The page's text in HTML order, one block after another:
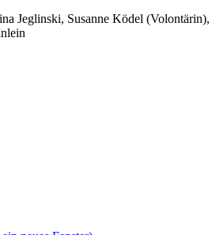
Jeglinski, Susanne Ködel (Volontärin),